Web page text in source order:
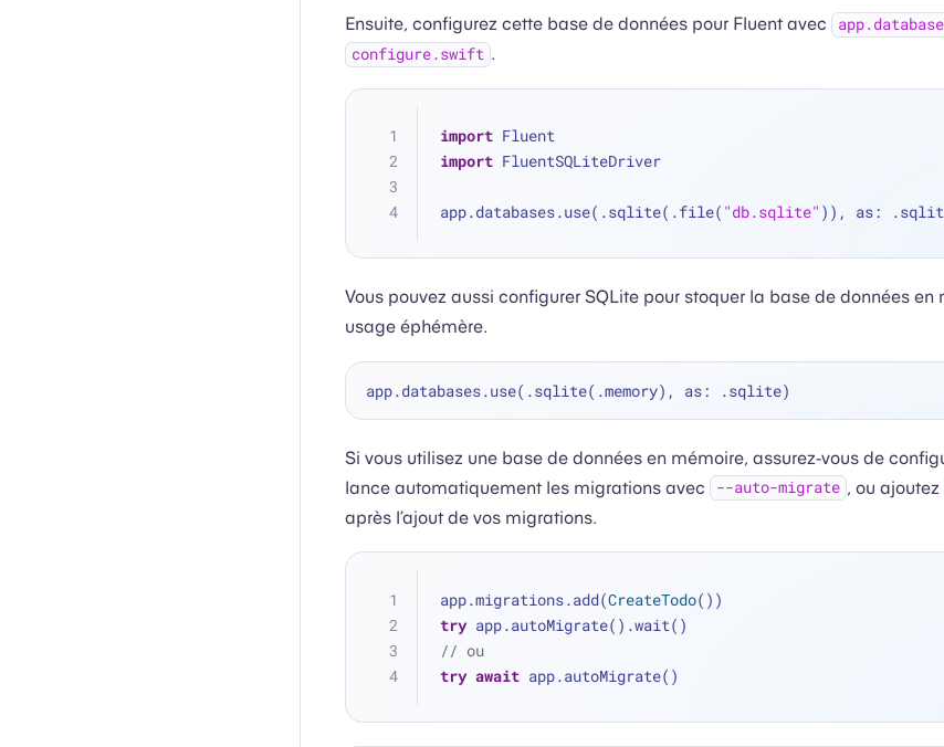
Ensuite, configurez cette base de données pour Fluent avec
configure.swift .
import Fluent
import FluentSQLiteDriver
app.databases.use(.sqlite(.file( "db.sqlite" )), as:
Vous pouvez aussi configurer SQLite pour stoquer la base de données en
usage éphémère.
Si vous utilisez une base de données en mémoire, assurez-vous de
lance automatiquement les migrations avec
--auto-migrate , ou ajoutez
après l’ajout de vos migrations.
app.migrations.add(CreateTodo())
try app.autoMigrate().wait()
// ou
try await app.autoMigrate()